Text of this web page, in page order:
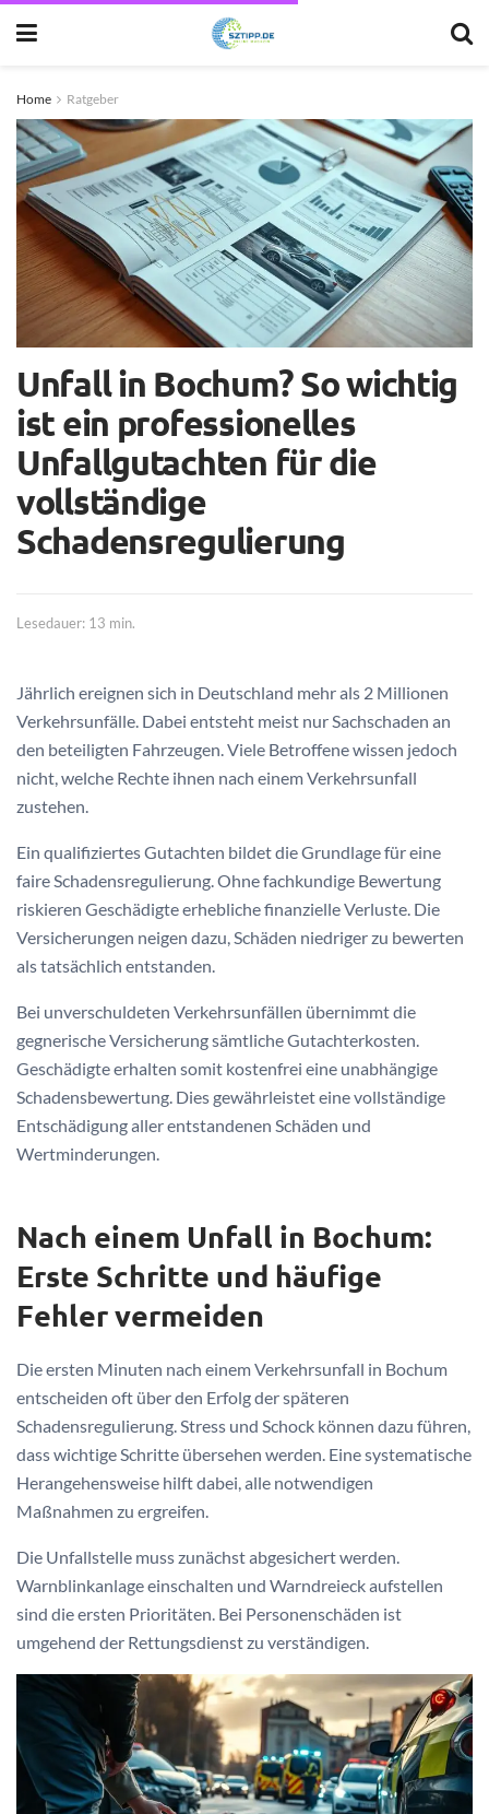
Home Ratgeber
Unfall in Bochum? So wichtig
ist ein professionelles
Unfallgutachten für die
vollständige
Schadensregulierung
Lesedauer: 13 min.
Jährlich ereignen sich in Deutschland mehr als 2 Millionen
Verkehrsunfälle. Dabei entsteht meist nur Sachschaden an
den beteiligten Fahrzeugen. Viele Betroffene wissen jedoch
nicht, welche Rechte ihnen nach einem Verkehrsunfall
zustehen.
Ein qualifiziertes Gutachten bildet die Grundlage für eine
faire Schadensregulierung. Ohne fachkundige Bewertung
riskieren Geschädigte erhebliche finanzielle Verluste. Die
Versicherungen neigen dazu, Schäden niedriger zu bewerten
als tatsächlich entstanden.
Bei unverschuldeten Verkehrsunfällen übernimmt die
gegnerische Versicherung sämtliche Gutachterkosten.
Geschädigte erhalten somit kostenfrei eine unabhängige
Schadensbewertung. Dies gewährleistet eine vollständige
Entschädigung aller entstandenen Schäden und
Wertminderungen.
Nach einem Unfall in Bochum:
Erste Schritte und häufige
Fehler vermeiden
Die ersten Minuten nach einem Verkehrsunfall in Bochum
entscheiden oft über den Erfolg der späteren
Schadensregulierung. Stress und Schock können dazu führen,
dass wichtige Schritte übersehen werden. Eine systematische
Herangehensweise hilft dabei, alle notwendigen
Maßnahmen zu ergreifen.
Die Unfallstelle muss zunächst abgesichert werden.
Warnblinkanlage einschalten und Warndreieck aufstellen
sind die ersten Prioritäten. Bei Personenschäden ist
umgehend der Rettungsdienst zu verständigen.